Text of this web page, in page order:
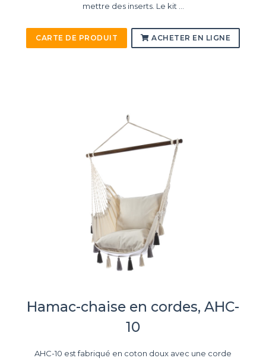
mettre des inserts. Le kit ...
CARTE DE PRODUIT ACHETER EN LIGNE
Hamac-chaise en cordes, AHC-
10
AHC-10 est fabriqué en coton doux avec une corde